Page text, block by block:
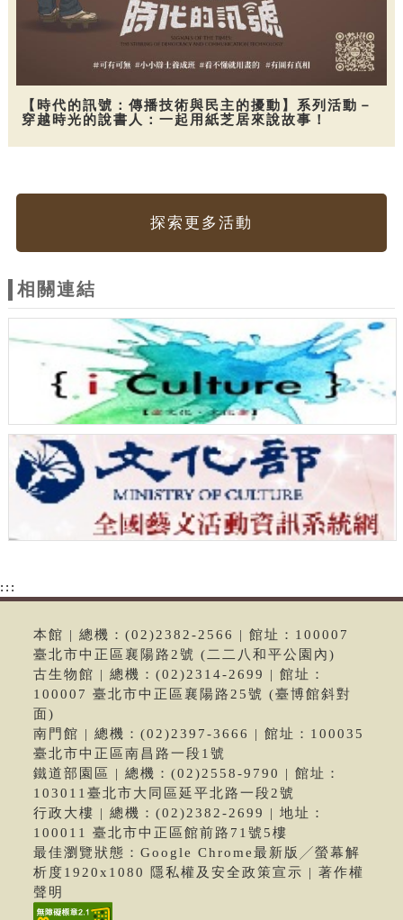
【時代的訊號：傳播技術與民主的擾動】系列活動－
穿越時光的說書人：一起用紙芝居來說故事！
探索更多活動
相關連結
:::
本館 | 總機：(02)2382-2566 | 館址：100007
臺北市中正區襄陽路2號 (二二八和平公園內)
古生物館 | 總機：(02)2314-2699 | 館址：
100007 臺北市中正區襄陽路25號 (臺博館斜對
面)
南門館 | 總機：(02)2397-3666 | 館址：100035
臺北市中正區南昌路一段1號
鐵道部園區 | 總機：(02)2558-9790 | 館址：
103011臺北市大同區延平北路一段2號
行政大樓 | 總機：(02)2382-2699 | 地址：
100011 臺北市中正區館前路71號5樓
最佳瀏覽狀態：Google Chrome最新版╱螢幕解
析度1920x1080 隱私權及安全政策宣示 | 著作權
聲明